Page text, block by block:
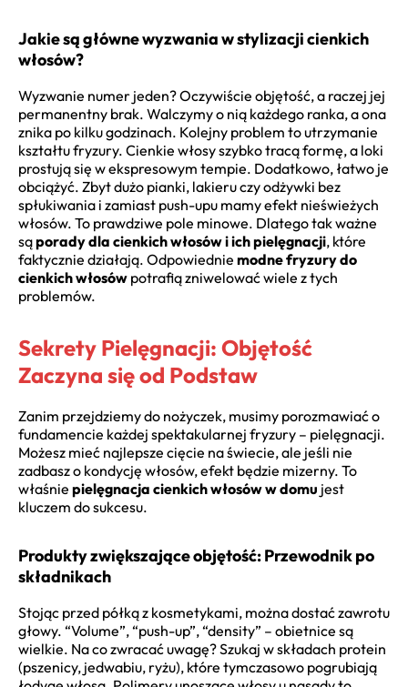
Jakie są główne wyzwania w stylizacji cienkich
włosów?
Wyzwanie numer jeden? Oczywiście objętość, a raczej jej
permanentny brak. Walczymy o nią każdego ranka, a ona
znika po kilku godzinach. Kolejny problem to utrzymanie
kształtu fryzury. Cienkie włosy szybko tracą formę, a loki
prostują się w ekspresowym tempie. Dodatkowo, łatwo je
obciążyć. Zbyt dużo pianki, lakieru czy odżywki bez
spłukiwania i zamiast push-upu mamy efekt nieświeżych
włosów. To prawdziwe pole minowe. Dlatego tak ważne
sąporady dla cienkich włosów i ich pielęgnacji, które
faktycznie działają. Odpowiednie modne fryzury do
cienkich włosów potrafią zniwelować wiele z tych
problemów.
Sekrety Pielęgnacji: Objętość
Zaczyna się od Podstaw
Zanim przejdziemy do nożyczek, musimy porozmawiać o
fundamencie każdej spektakularnej fryzury – pielęgnacji.
Możesz mieć najlepsze cięcie na świecie, ale jeśli nie
zadbasz o kondycję włosów, efekt będzie mizerny. To
właśnie pielęgnacja cienkich włosów w domu jest
kluczem do sukcesu.
Produkty zwiększające objętość: Przewodnik po
składnikach
Stojąc przed półką z kosmetykami, można dostać zawrotu
głowy. “Volume”, “push-up”, “density” – obietnice są
wielkie. Na co zwracać uwagę? Szukaj w składach protein
(pszenicy, jedwabiu, ryżu), które tymczasowo pogrubiają